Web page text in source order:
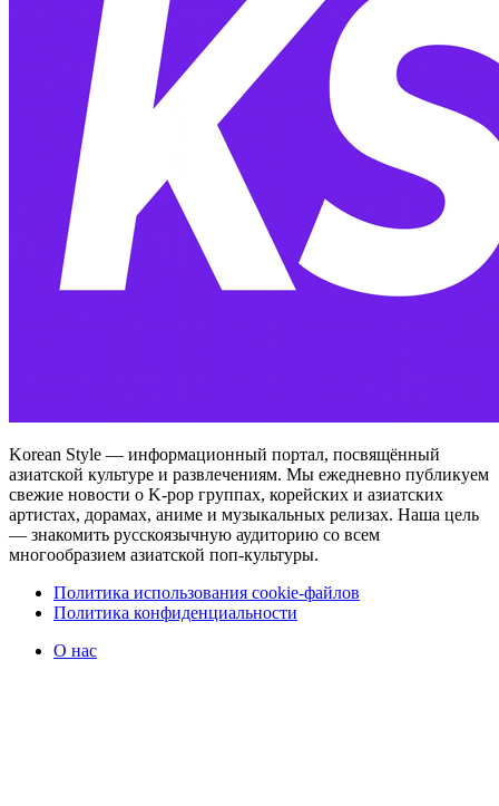
Korean Style — информационный портал, посвящённый
азиатской культуре и развлечениям. Мы ежедневно публикуем
свежие новости о K-pop группах, корейских и азиатских
артистах, дорамах, аниме и музыкальных релизах. Наша цель
— знакомить русскоязычную аудиторию со всем
многообразием азиатской поп-культуры.
Политика использования cookie-файлов
Политика конфиденциальности
О нас